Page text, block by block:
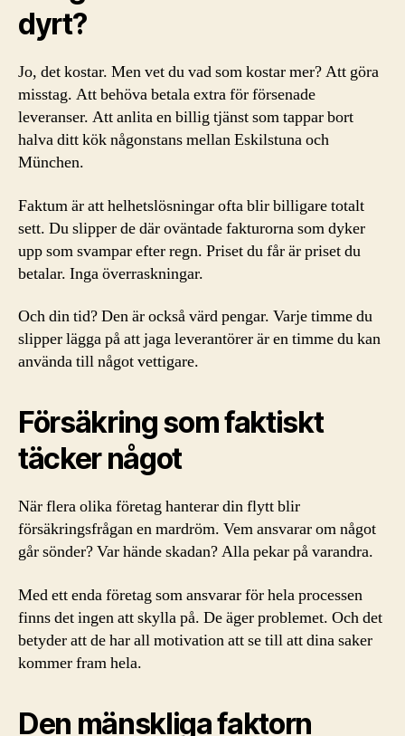
dyrt?
Jo, det kostar. Men vet du vad som kostar mer? Att göra
misstag. Att behöva betala extra för försenade
leveranser. Att anlita en billig tjänst som tappar bort
halva ditt kök någonstans mellan Eskilstuna och
München.
Faktum är att helhetslösningar ofta blir billigare totalt
sett. Du slipper de där oväntade fakturorna som dyker
upp som svampar efter regn. Priset du får är priset du
betalar. Inga överraskningar.
Och din tid? Den är också värd pengar. Varje timme du
slipper lägga på att jaga leverantörer är en timme du kan
använda till något vettigare.
Försäkring som faktiskt
täcker något
När flera olika företag hanterar din flytt blir
försäkringsfrågan en mardröm. Vem ansvarar om något
går sönder? Var hände skadan? Alla pekar på varandra.
Med ett enda företag som ansvarar för hela processen
finns det ingen att skylla på. De äger problemet. Och det
betyder att de har all motivation att se till att dina saker
kommer fram hela.
Den mänskliga faktorn